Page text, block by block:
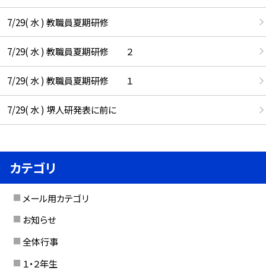
7/29( 水 ) 教職員夏期研修
7/29( 水 ) 教職員夏期研修 ２
7/29( 水 ) 教職員夏期研修 １
7/29( 水 ) 堺人研発表に前に
カテゴリ
メール用カテゴリ
お知らせ
全体行事
１・２年生